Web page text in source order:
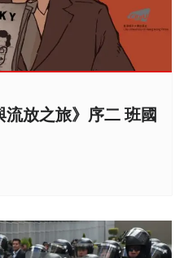
流放之旅》序二 班國